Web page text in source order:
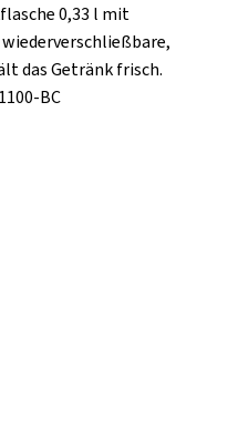
0,33 l mit
das Getränk frisch.
BC